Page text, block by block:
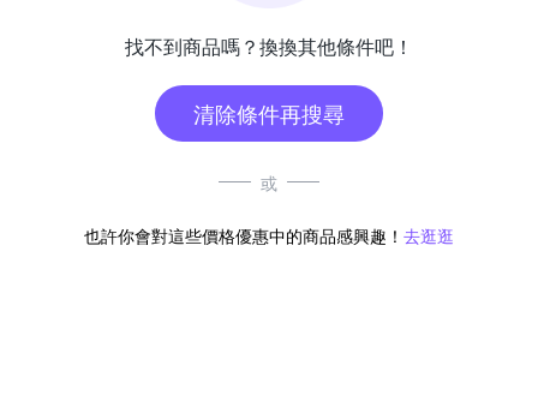
找不到商品嗎？換換其他條件吧！
清除條件再搜尋
或
也許你會對這些價格優惠中的商品感興趣！ 去逛逛